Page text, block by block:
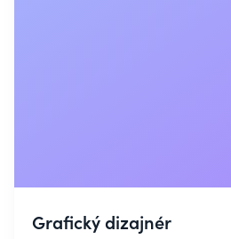
Grafický dizajnér